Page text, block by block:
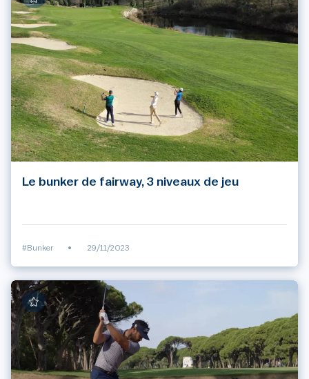
Le bunker de fairway, 3 niveaux de jeu
#Bunker • 29/11/2023